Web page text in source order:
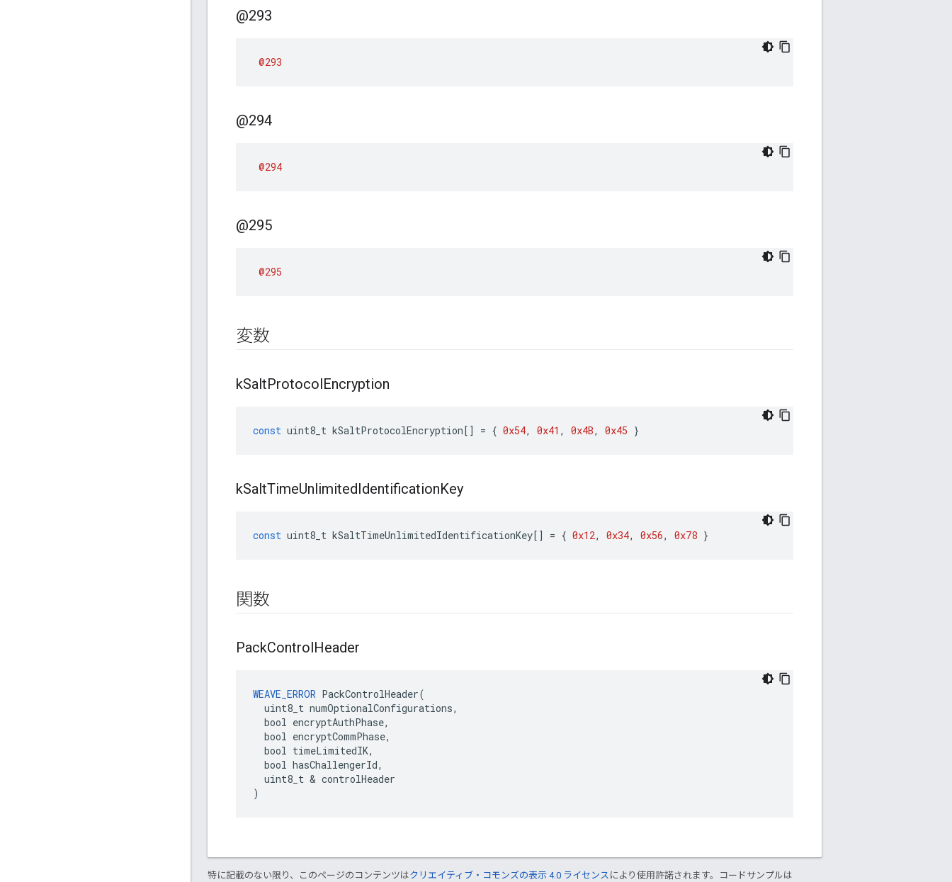
@293
@293
@294
@294
@295
@295
変数
kSaltProtocolEncryption
const uint8_t kSaltProtocolEncryption[] = { 0x54, 0x41 , 0x4B, 0x45 }
kSaltTimeUnlimitedIdentificationKey
const uint8_t kSaltTimeUnlimitedIdentificationKey[] = { 0x12, 0x34, 0x56, 0x78 }
関数
PackControlHeader
WEAVE_ERROR PackControlHeader(
  uint8_t numOptionalConfigurations,
  bool encryptAuthPhase,
  bool encryptCommPhase,
  bool timeLimitedIK,
  bool hasChallengerId,
  uint8_t & controlHeader
)
特に記載のない限り、このページのコンテンツはクリエイティブ・コモンズの表示 4.0 ライセンス により使用許諾されます。コードサンプルは